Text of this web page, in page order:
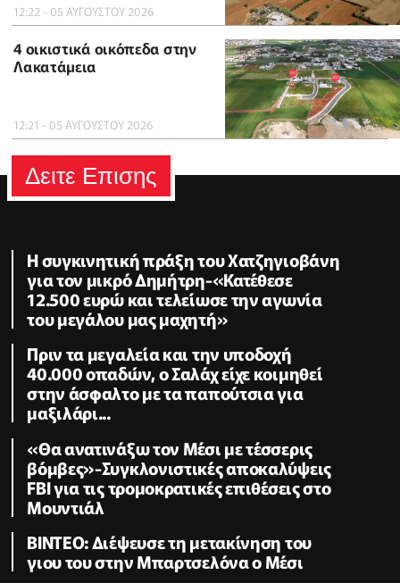
12:22 - 05 ΑΥΓΟΥΣΤΟΥ 2026
4 οικιστικά οικόπεδα στην
Λακατάμεια
12:21 - 05 ΑΥΓΟΥΣΤΟΥ 2026
Δειτε Επισης
Η συγκινητική πράξη του Χατζηγιοβάνη
για τον μικρό Δημήτρη-«Κατέθεσε
12.500 ευρώ και τελείωσε την αγωνία
του μεγάλου μας μαχητή»
Πριν τα μεγαλεία και την υποδοχή
40.000 οπαδών, ο Σαλάχ είχε κοιμηθεί
στην άσφαλτο με τα παπούτσια για
μαξιλάρι...
«Θα ανατινάξω τον Μέσι με τέσσερις
βόμβες»-Συγκλονιστικές αποκαλύψεις
FBI για τις τρομοκρατικές επιθέσεις στο
Μουντιάλ
BINTEO: Διέψευσε τη μετακίνηση του
γιου του στην Μπαρτσελόνα ο Μέσι